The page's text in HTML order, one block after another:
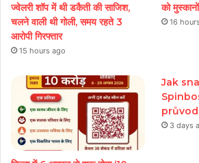
ज्वेलरी शॉप में थी डकैती की साजिश,
चलने वाली थी गोली, समय रहते 3
आरोपी गिरफ्तार
15 hours ago
को
16
Jak
3 days